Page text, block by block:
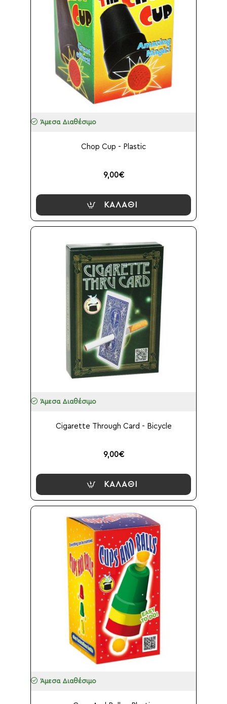
Άμεσα Διαθέσιμο
Chop Cup - Plastic
9,00€
ΚΑΛΆΘΙ
Άμεσα Διαθέσιμο
Cigarette Through Card - Bicycle
9,00€
ΚΑΛΆΘΙ
Άμεσα Διαθέσιμο